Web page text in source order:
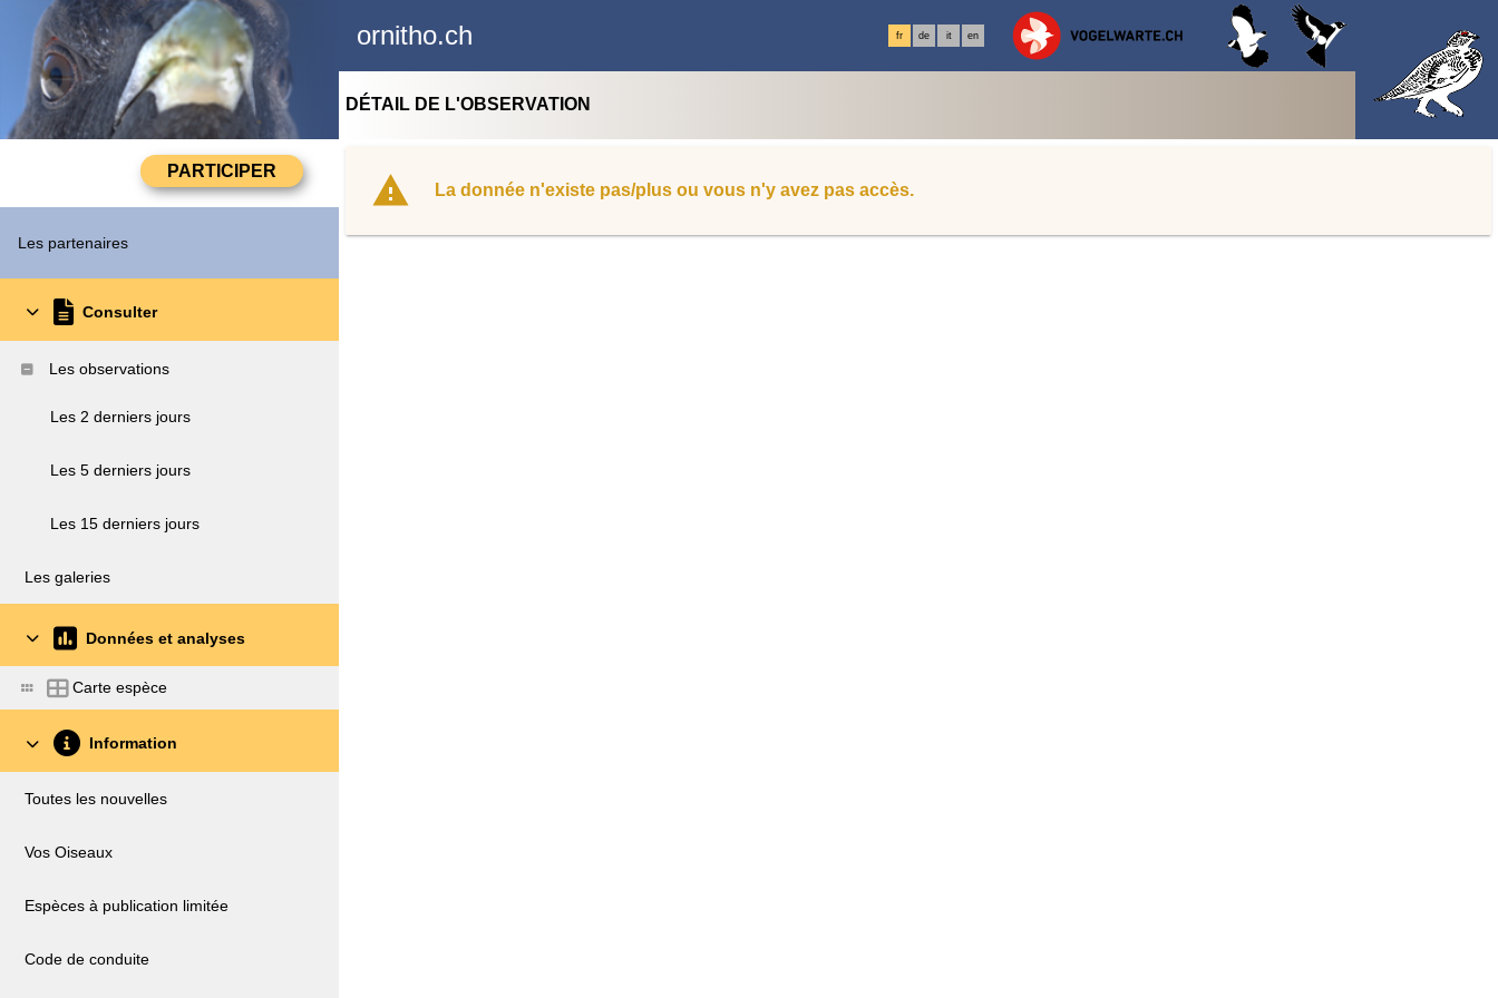
ornitho.ch fr de it en
Les partenaires
Consulter
Les observations
Les 2 derniers jours
Les 5 derniers jours
Les 15 derniers jours
Les galeries
Données et analyses
Carte espèce
Information
Toutes les nouvelles
Vos Oiseaux
Espèces à publication limitée
Code de conduite
DÉTAIL DE L'OBSERVATION
La donnée n'existe pas/plus ou vous n'y avez pas accès.